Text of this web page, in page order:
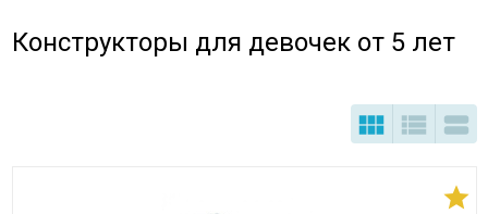
Конструкторы для девочек от 5 лет
  
